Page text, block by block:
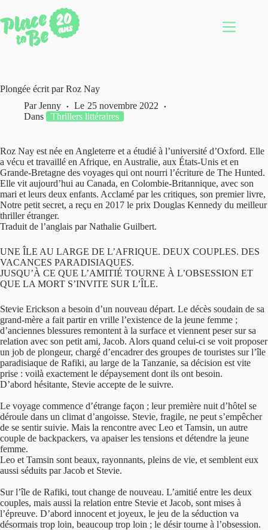
au
contenu
Plongée écrit par Roz Nay
Par Jenny Le 25 novembre 2022
Dans
Thrillers littéraires
Roz Nay est née en Angleterre et a étudié à l’université d’Oxford. Elle
a vécu et travaillé en Afrique, en Australie, aux États-Unis et en
Grande-Bretagne des voyages qui ont nourri l’écriture de The Hunted.
Elle vit aujourd’hui au Canada, en Colombie-Britannique, avec son
mari et leurs deux enfants. Acclamé par les critiques, son premier livre,
Notre petit secret, a reçu en 2017 le prix Douglas Kennedy du meilleur
thriller étranger.
Traduit de l’anglais par Nathalie Guilbert.
UNE ÎLE AU LARGE DE L’AFRIQUE. DEUX COUPLES. DES
VACANCES PARADISIAQUES.
JUSQU’À CE QUE L’AMITIÉ TOURNE À L’OBSESSION ET
QUE LA MORT S’INVITE SUR L’ÎLE.
Stevie Erickson a besoin d’un nouveau départ. Le décès soudain de sa
grand-mère a fait partir en vrille l’existence de la jeune femme ;
d’anciennes blessures remontent à la surface et viennent peser sur sa
relation avec son petit ami, Jacob. Alors quand celui-ci se voit proposer
un job de plongeur, chargé d’encadrer des groupes de touristes sur l’île
paradisiaque de Rafiki, au large de la Tanzanie, sa décision est vite
prise : voilà exactement le dépaysement dont ils ont besoin.
D’abord hésitante, Stevie accepte de le suivre.
Le voyage commence d’étrange façon ; leur première nuit d’hôtel se
déroule dans un climat d’angoisse. Stevie, fragile, ne peut s’empêcher
de se sentir suivie. Mais la rencontre avec Leo et Tamsin, un autre
couple de backpackers, va apaiser les tensions et détendre la jeune
femme.
Leo et Tamsin sont beaux, rayonnants, pleins de vie, et semblent eux
aussi séduits par Jacob et Stevie.
Sur l’île de Rafiki, tout change de nouveau. L’amitié entre les deux
couples, mais aussi la relation entre Stevie et Jacob, sont mises à
l’épreuve. D’abord innocent et joyeux, le jeu de la séduction va
désormais trop loin, beaucoup trop loin ; le désir tourne à l’obsession.